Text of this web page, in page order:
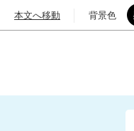
本文へ移動 背景色